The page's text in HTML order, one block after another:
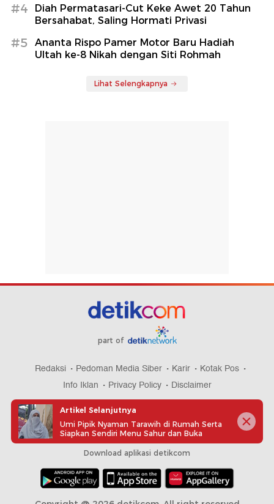
#4
Diah Permatasari-Cut Keke Awet 20 Tahun
Bersahabat, Saling Hormati Privasi
#5
Ananta Rispo Pamer Motor Baru Hadiah
Ultah ke-8 Nikah dengan Siti Rohmah
Lihat Selengkapnya
part of
Redaksi Pedoman Media Siber Karir
Kotak Pos
Info Iklan
Privacy Policy Disclaimer
Download aplikasi detikcom
Artikel Selanjutnya
Umi Pipik Nyaman Tarawih di Rumah Serta
Siapkan Sendiri Menu Sahur dan Buka